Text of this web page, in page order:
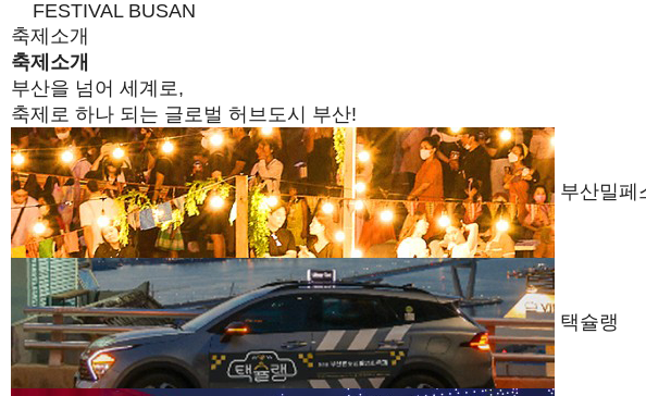
FESTIVAL BUSAN
축제소개
축제소개
부산을 넘어 세계로,
축제로 하나 되는 글로벌 허브도시 부산!
부산밀페
택슐랭